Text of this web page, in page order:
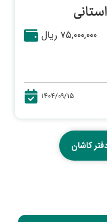
۷۵,۰۰۰,۰۰۰ ریال
۱۴۰۴/۰۹/۱۵
کاشان